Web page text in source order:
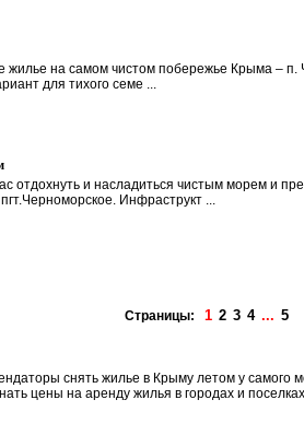
на самом чистом побережье Крыма – п.
для тихого семе ...
отдохнуть и насладиться чистым морем и
Инфраструкт ...
Страницы:1 2 3 4 ... 5
снять жилье в Крыму летом у самого
цены на аренду жилья в городах и